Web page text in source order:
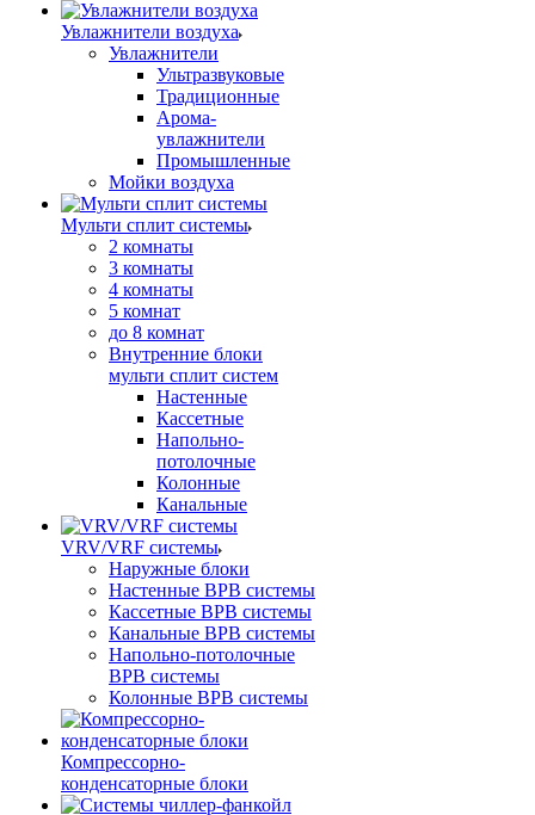
Увлажнители воздуха
Увлажнители
Ультразвуковые
Традиционные
Арома-
увлажнители
Промышленные
Мойки воздуха
Мульти сплит системы
2 комнаты
3 комнаты
4 комнаты
5 комнат
до 8 комнат
Внутренние блоки
мульти сплит систем
Настенные
Кассетные
Напольно-
потолочные
Колонные
Канальные
VRV/VRF системы
Наружные блоки
Настенные ВРВ системы
Кассетные ВРВ системы
Канальные ВРВ системы
Напольно-потолочные
ВРВ системы
Колонные ВРВ системы
Компрессорно-
конденсаторные блоки